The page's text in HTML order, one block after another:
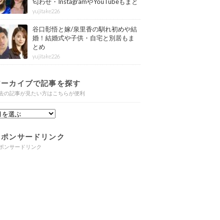
め
yujitake226
谷口彰悟と嫁/泉里香の馴れ初めや結
婚！結婚式や子供・自宅と別居もま
とめ
yujitake226
カイブで記事を探す
の記事が見たい方はこちらが便利
ンサードリンク
ンサードリンク